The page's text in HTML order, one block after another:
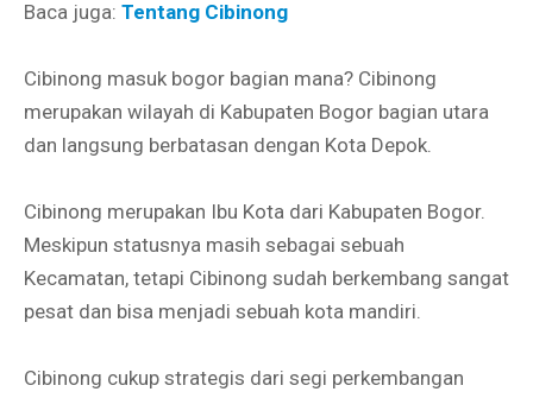
Baca juga: Tentang Cibinong
Cibinong masuk bogor bagian mana? Cibinong
merupakan wilayah di Kabupaten Bogor bagian utara
dan langsung berbatasan dengan Kota Depok.
Cibinong merupakan Ibu Kota dari Kabupaten Bogor.
Meskipun statusnya masih sebagai sebuah
Kecamatan, tetapi Cibinong sudah berkembang sangat
pesat dan bisa menjadi sebuah kota mandiri.
Cibinong cukup strategis dari segi perkembangan